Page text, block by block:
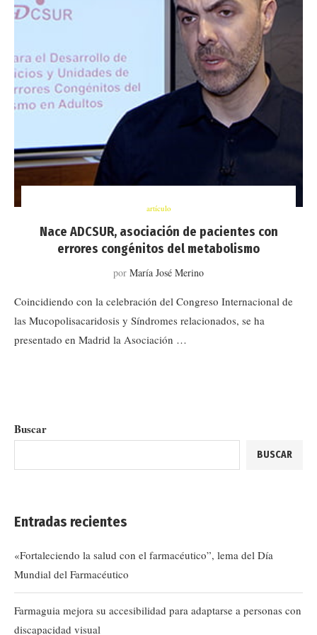
artículo
Nace ADCSUR, asociación de pacientes con
errores congénitos del metabolismo
por María José Merino
Coincidiendo con la celebración del Congreso Internacional de
las Mucopolisacaridosis y Síndromes relacionados, se ha
presentado en Madrid la Asociación …
Buscar
BUSCAR
Entradas recientes
«Fortaleciendo la salud con el farmacéutico”, lema del Día
Mundial del Farmacéutico
Farmaguia mejora su accesibilidad para adaptarse a personas con
discapacidad visual